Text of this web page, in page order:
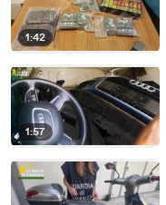
1:42
1:57